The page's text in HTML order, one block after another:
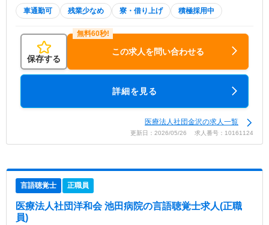
車通勤可 残業少なめ 寮・借り上げ 積極採用中
保存する
この求人を問い合わせる
詳細を見る
医療法人社団金沢の求人一覧
更新日：2026/05/26 求人番号：10161124
言語聴覚士 正職員
医療法人社団洋和会 池田病院の言語聴覚士求人(正職
員)